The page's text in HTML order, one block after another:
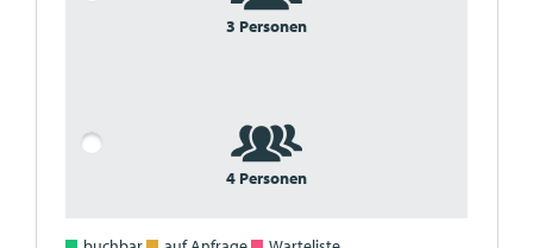
3 Personen
4 Personen